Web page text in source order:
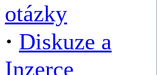
otázky
· Diskuze a
Inzerce